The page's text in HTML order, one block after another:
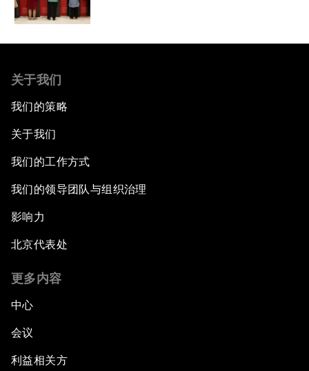
关于我们
我们的策略
关于我们
我们的工作方式
我们的领导团队与组织治理
影响力
北京代表处
更多内容
中心
会议
利益相关方